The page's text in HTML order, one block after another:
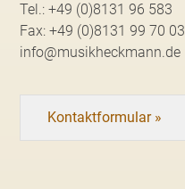
Tel.:+49 (0)8131 96 583
Fax:+49 (0)8131 99 70 03
info@musikheckmann.de
Kontaktformular »